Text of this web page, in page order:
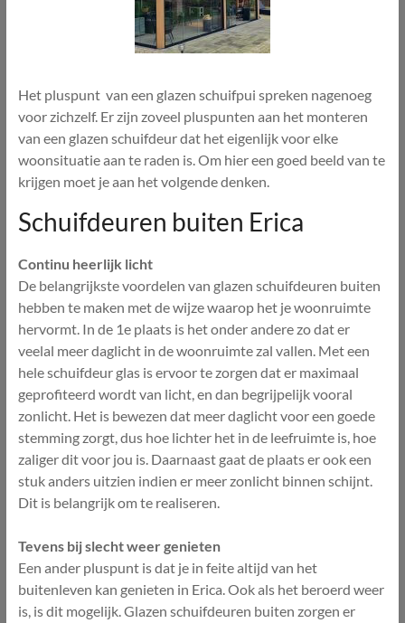
Het pluspunt van een glazen schuifpui spreken nagenoeg
voor zichzelf. Er zijn zoveel pluspunten aan het monteren
van een glazen schuifdeur dat het eigenlijk voor elke
woonsituatie aan te raden is. Om hier een goed beeld van te
krijgen moet je aan het volgende denken.
Schuifdeuren buiten Erica
Continu heerlijk licht
De belangrijkste voordelen van glazen schuifdeuren buiten
hebben te maken met de wijze waarop het je woonruimte
hervormt. In de 1e plaats is het onder andere zo dat er
veelal meer daglicht in de woonruimte zal vallen. Met een
hele schuifdeur glas is ervoor te zorgen dat er maximaal
geprofiteerd wordt van licht, en dan begrijpelijk vooral
zonlicht. Het is bewezen dat meer daglicht voor een goede
stemming zorgt, dus hoe lichter het in de leefruimte is, hoe
zaliger dit voor jou is. Daarnaast gaat de plaats er ook een
stuk anders uitzien indien er meer zonlicht binnen schijnt.
Dit is belangrijk om te realiseren.
Tevens bij slecht weer genieten
Een ander pluspunt is dat je in feite altijd van het
buitenleven kan genieten in Erica. Ook als het beroerd weer
is, is dit mogelijk. Glazen schuifdeuren buiten zorgen er